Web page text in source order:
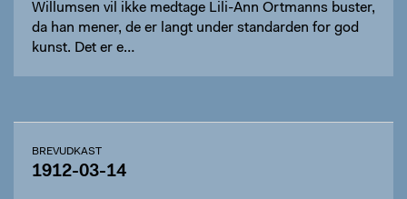
Willumsen vil ikke medtage Lili-Ann Ortmanns buster,
da han mener, de er langt under standarden for god
kunst. Det er e…
BREVUDKAST
1912-03-14